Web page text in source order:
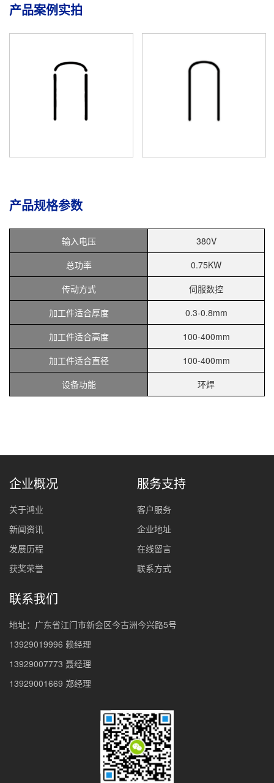
产品案例实拍
产品规格参数
输入电压
380V
总功率
0.75KW
传动方式
伺服数控
加工件适合厚度
0.3-0.8mm
加工件适合高度
100-400mm
加工件适合直径
100-400mm
设备功能
环焊
企业概况
关于鸿业
新闻资讯
发展历程
获奖荣誉
服务支持
客户服务
企业地址
在线留言
联系方式
联系我们
地址：广东省江门市新会区今古洲今兴路5号
13929019996 赖经理
13929007773 聂经理
13929001669 郑经理